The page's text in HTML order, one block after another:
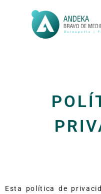
Esta política de